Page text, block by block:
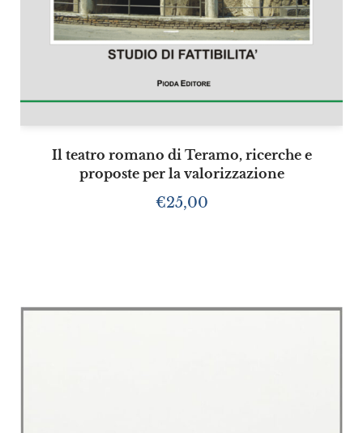
Il teatro romano di Teramo, ricerche e
proposte per la valorizzazione
€25,00